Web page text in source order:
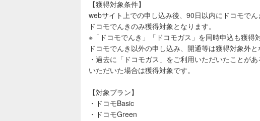
【獲得対象条件】
webサイト上での申し込み後、90日以内にドコモでん
ドコモでんきのみ獲得対象となります。
※「ドコモでんき」「ドコモガス」を同時申込も獲得対
ドコモでんき以外の申し込み、開通等は獲得対象外と
・過去に「ドコモガス」をご利用いただいたことが
いただいた場合は獲得対象です。
【対象プラン】
・ドコモBasic
・ドコモGreen